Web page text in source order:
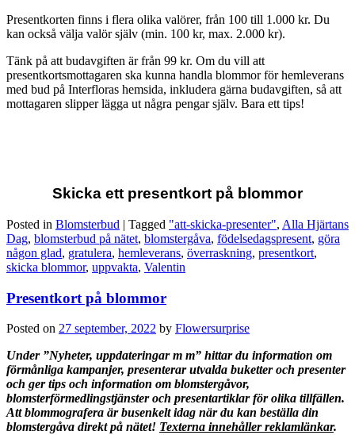
Presentkorten finns i flera olika valörer, från 100 till 1.000 kr. Du
kan också välja valör själv (min. 100 kr, max. 2.000 kr).
Tänk på att budavgiften är från 99 kr. Om du vill att
presentkortsmottagaren ska kunna handla blommor för hemleverans
med bud på Interfloras hemsida, inkludera gärna budavgiften, så att
mottagaren slipper lägga ut några pengar själv. Bara ett tips!
Skicka ett presentkort på blommor
Posted in Blomsterbud | Tagged "att-skicka-presenter", Alla Hjärtans
Dag, blomsterbud på nätet, blomstergåva, födelsedagspresent, göra
någon glad, gratulera, hemleverans, överraskning, presentkort,
skicka blommor, uppvakta, Valentin
Presentkort på blommor
Posted on 27 september, 2022 by Flowersurprise
Under ”Nyheter, uppdateringar m m” hittar du information om
förmånliga kampanjer, presenterar utvalda buketter och presenter
och ger tips och information om blomstergåvor,
blomsterförmedlingstjänster och presentartiklar för olika tillfällen.
Att blommografera är busenkelt idag när du kan beställa din
blomstergåva direkt på nätet! Texterna innehåller reklamlänkar.